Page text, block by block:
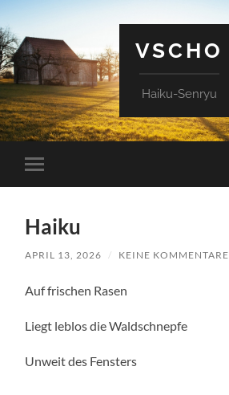
VSCHO
Haiku-Senryu
Mobile-
Menü
Haiku
APRIL 13, 2026 / KEINE KOMMENTARE
Auf frischen Rasen
Liegt leblos die Waldschnepfe
Unweit des Fensters